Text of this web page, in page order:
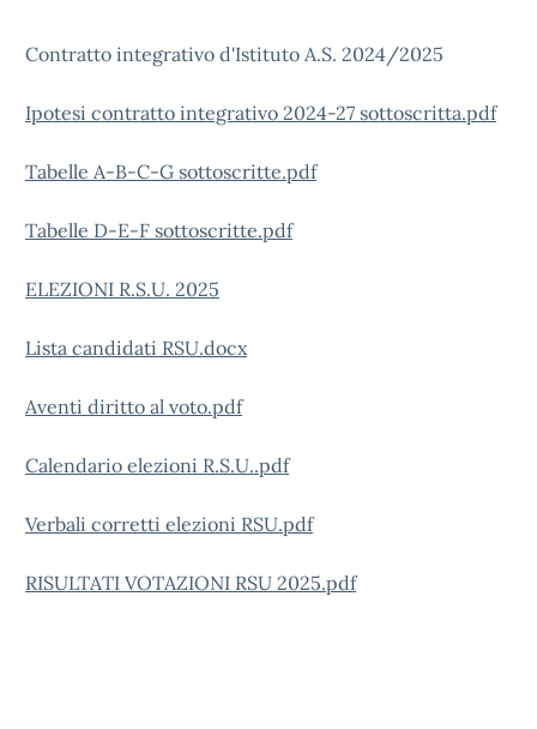
Contratto integrativo d'Istituto A.S. 2024/2025
Ipotesi contratto integrativo 2024-27 sottoscritta.pdf
Tabelle A-B-C-G sottoscritte.pdf
Tabelle D-E-F sottoscritte.pdf
ELEZIONI R.S.U. 2025
Lista candidati RSU.docx
Aventi diritto al voto.pdf
Calendario elezioni R.S.U..pdf
Verbali corretti elezioni RSU.pdf
RISULTATI VOTAZIONI RSU 2025.pdf